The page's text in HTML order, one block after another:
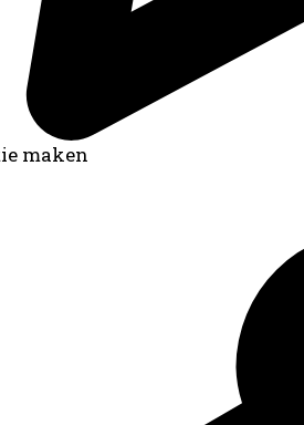
maken